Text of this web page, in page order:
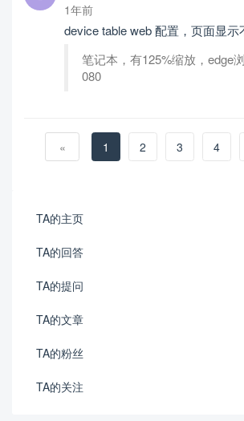
1年前
device table web 配置，页面显示
笔记本，有125%缩放，edge
080
« 1 2 3 4
TA的主页
TA的回答
TA的提问
TA的文章
TA的粉丝
TA的关注